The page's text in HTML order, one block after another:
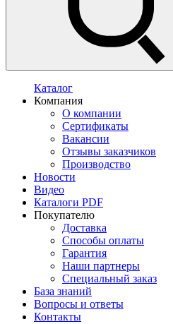
Каталог
Компания
О компании
Сертификаты
Вакансии
Отзывы заказчиков
Производство
Новости
Видео
Каталоги PDF
Покупателю
Доставка
Способы оплаты
Гарантия
Наши партнеры
Специальный заказ
База знаний
Вопросы и ответы
Контакты